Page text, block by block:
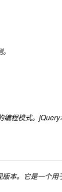
编程模式。jQuery
本。它是一个用